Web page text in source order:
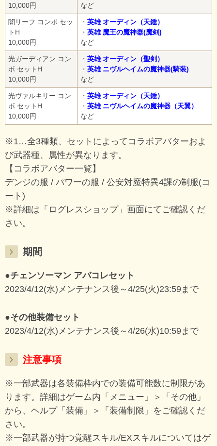
10,000円
など
闇リーフ コンボ セッ
トH
10,000円
・ 英雄 オーディン（天錘）
・ 英雄 魔王の魔神器(魔剣)
など
光ガーディアン コン
ボ セットH
10,000円
・ 英雄 オーディン（聖剣）
・ 英雄 ニヴルヘイムの魔神器(騎装)
など
光ヴァルキリー コン
ボ セットH
10,000円
・ 英雄 オーディン（天錘）
・ 英雄 ニヴルヘイムの魔神器（天翼）
など
※1…全3種類、セットによってコラボアバターおよ
び武器種、属性が異なります。
【コラボアバター一覧】
デンジの服 / パワーの服 / 公安対魔特異4課の制服(コ
ート)
※詳細は「ログレスショップ」画面にてご確認くだ
さい。
期間
●チェンソーマン アバコレセット
2023/4/12(水)メンテナンス後～4/25(火)23:59まで
●その他装備セット
2023/4/12(水)メンテナンス後～4/26(水)10:59まで
注意事項
※一部武器は各装備枠内での装備可能数に制限があ
ります。詳細はゲーム内「メニュー」＞「その他」
から、ヘルプ「装備」＞「装備制限」をご確認くだ
さい。
※一部武器が持つ覚醒スキル/EXスキルについてはゲ